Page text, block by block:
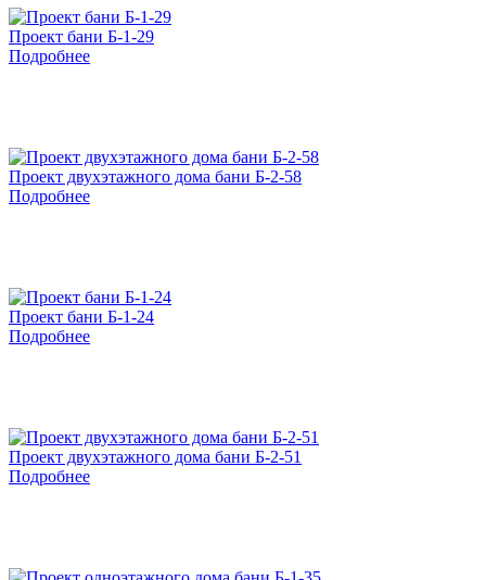
Проект бани Б-1-29
Подробнее
Проект двухэтажного дома бани Б-2-58
Подробнее
Проект бани Б-1-24
Подробнее
Проект двухэтажного дома бани Б-2-51
Подробнее